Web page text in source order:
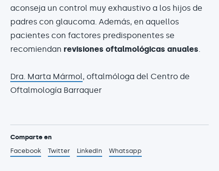
aconseja un control muy exhaustivo a los hijos de
padres con glaucoma. Además, en aquellos
pacientes con factores predisponentes se
recomiendan revisiones oftalmológicas anuales.
Dra. Marta Mármol, oftalmóloga del Centro de
Oftalmología Barraquer
Comparte en
Facebook
Twitter LinkedIn Whatsapp